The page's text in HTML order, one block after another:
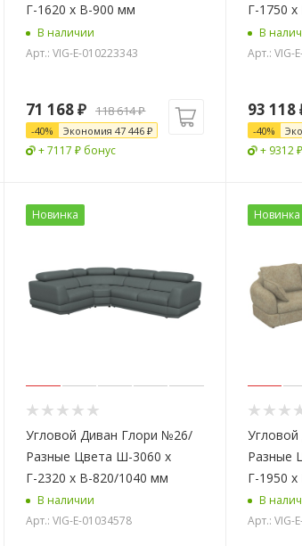
Г-1620 х В-900 мм
В наличии
Арт.: VIG-E-010223343
71 168₽ 118 614₽
-40% Экономия 47 446 ₽
+ 7117 ₽ бонус
Г-1750
В
Арт.: VIG-
93 118
-40%
+ 9312
Новинка
Угловой Диван Глори №26/
Разные Цвета Ш-3060 х
Г-2320 х В-820/1040 мм
В наличии
Арт.: VIG-E-01034578
Новинка
Разные
Г-1950
В
Арт.: VIG-